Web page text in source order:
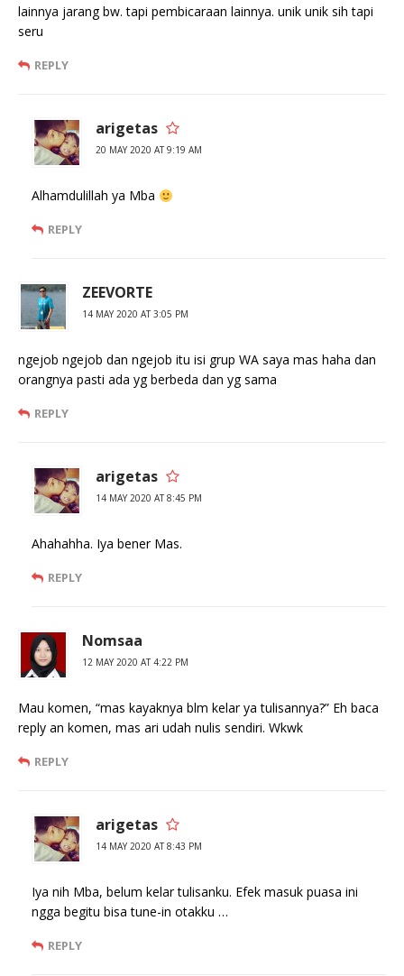
lainnya jarang bw. tapi pembicaraan lainnya. unik unik sih tapi
seru
REPLY
arigetas
20 MAY 2020 AT 9:19 AM
Alhamdulillah ya Mba
REPLY
ZEEVORTE
14 MAY 2020 AT 3:05 PM
ngejob ngejob dan ngejob itu isi grup WA saya mas haha dan
orangnya pasti ada yg berbeda dan yg sama
REPLY
arigetas
14 MAY 2020 AT 8:45 PM
Ahahahha. Iya bener Mas.
REPLY
Nomsaa
12 MAY 2020 AT 4:22 PM
Mau komen, “mas kayaknya blm kelar ya tulisannya?” Eh baca
reply an komen, mas ari udah nulis sendiri. Wkwk
REPLY
arigetas
14 MAY 2020 AT 8:43 PM
Iya nih Mba, belum kelar tulisanku. Efek masuk puasa ini
ngga begitu bisa tune-in otakku …
REPLY